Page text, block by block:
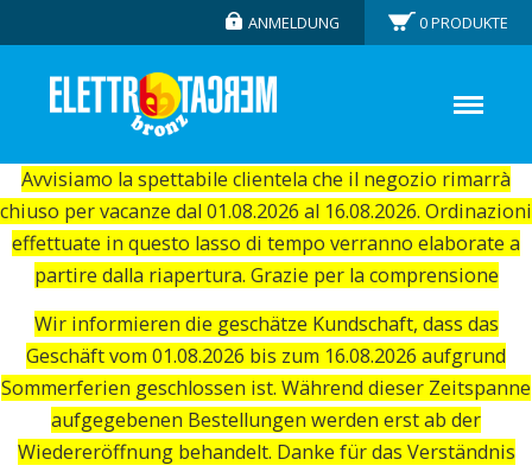
Avvisiamo la spettabile clientela che il negozio rimarrà
chiuso per vacanze dal 01.08.2026 al 16.08.2026. Ordinazioni
effettuate in questo lasso di tempo verranno elaborate a
partire dalla riapertura. Grazie per la comprensione
Wir informieren die geschätze Kundschaft, dass das
Geschäft vom 01.08.2026 bis zum 16.08.2026 aufgrund
Sommerferien geschlossen ist. Während dieser Zeitspanne
aufgegebenen Bestellungen werden erst ab der
Wiedereröffnung behandelt. Danke für das Verständnis
ANMELDUNG 0PRODUKTE